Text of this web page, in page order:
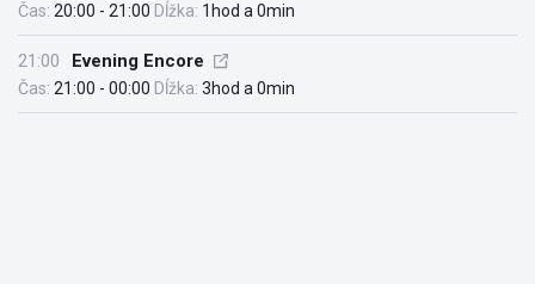
Čas: 20:00 - 21:00 Dĺžka: 1hod a 0min
21:00 Evening Encore
Čas: 21:00 - 00:00 Dĺžka: 3hod a 0min